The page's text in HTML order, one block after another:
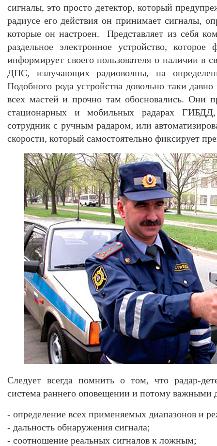
сигналы, это просто детектор, который
радиусе его действия он принимает сигналы,
которые он настроен. Представляет из себя
раздельное электронное устройство, которое
информирует своего пользователя о наличии в
ДПС, излучающих радиоволны, на
Подобного рода устройства довольно таки
всех мастей и прочно там обосновались. Они
стационарных и мобильных радарах
сотрудник с ручным радаром, или
скорости, который самостоятельно фиксирует
Следует всегда помнить о том, что радар-
система раннего оповещении и потому важными
- определение всех применяемых диапазонов и
- дальность обнаружения сигнала;
- соотношение реальных сигналов к ложным;